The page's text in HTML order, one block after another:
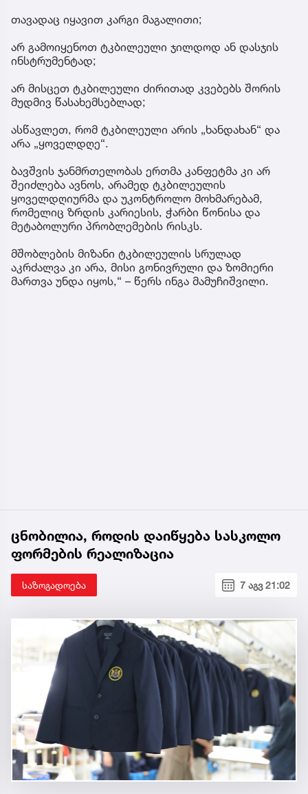
თავადაც იყავით კარგი მაგალითი;
არ გამოიყენოთ ტკბილეული ჯილდოდ ან დასჯის
ინსტრუმენტად;
არ მისცეთ ტკბილეული ძირითად კვებებს შორის
მუდმივ წასახემსებლად;
ასწავლეთ, რომ ტკბილეული არის „ხანდახან“ და
არა „ყოველდღე“.
ბავშვის ჯანმრთელობას ერთმა კანფეტმა კი არ
შეიძლება ავნოს, არამედ ტკბილეულის
ყოველდღიურმა და უკონტროლო მოხმარებამ,
რომელიც ზრდის კარიესის, ჭარბი წონისა და
მეტაბოლური პრობლემების რისკს.
მშობლების მიზანი ტკბილეულის სრულად
აკრძალვა კი არა, მისი გონივრული და ზომიერი
მართვა უნდა იყოს,“ – წერს ინგა მამუჩიშვილი.
ცნობილია, როდის დაიწყება სასკოლო
ფორმების რეალიზაცია
საზოგადოება 7 აგვ 21:02